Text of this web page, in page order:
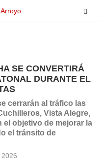
SE CONVERTIRÁ
DURANTE EL
cerrarán al tráfico las
Vista Alegre,
el objetivo de mejorar la
el tránsito de